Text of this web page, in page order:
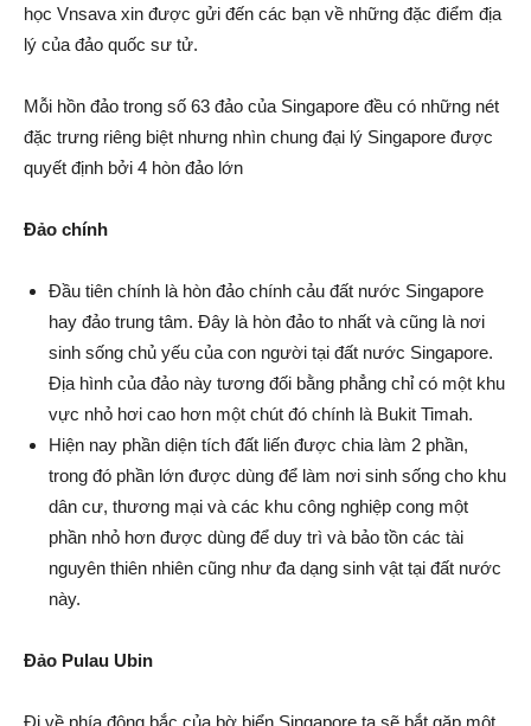
học Vnsava xin được gửi đến các bạn về những đặc điểm địa
lý của đảo quốc sư tử.
Mỗi hồn đảo trong số 63 đảo của Singapore đều có những nét
đặc trưng riêng biệt nhưng nhìn chung đại lý Singapore được
quyết định bởi 4 hòn đảo lớn
Đảo chính
Đầu tiên chính là hòn đảo chính cảu đất nước Singapore
hay đảo trung tâm. Đây là hòn đảo to nhất và cũng là nơi
sinh sống chủ yếu của con người tại đất nước Singapore.
Địa hình của đảo này tương đối bằng phẳng chỉ có một khu
vực nhỏ hơi cao hơn một chút đó chính là Bukit Timah.
Hiện nay phần diện tích đất liến được chia làm 2 phần,
trong đó phần lớn được dùng để làm nơi sinh sống cho khu
dân cư, thương mại và các khu công nghiệp cong một
phần nhỏ hơn được dùng để duy trì và bảo tồn các tài
nguyên thiên nhiên cũng như đa dạng sinh vật tại đất nước
này.
Đảo Pulau Ubin
Đi về phía đông bắc của bờ biển Singapore ta sẽ bắt gặp một